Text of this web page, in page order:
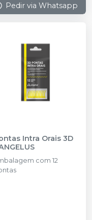
Pedir via Whatsapp
Intra Orais 3D
com 12